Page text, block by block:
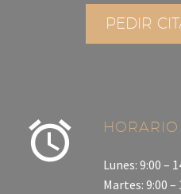
PEDIR
HORARIO
Lunes: 9:00 –
Martes: 9:00 –